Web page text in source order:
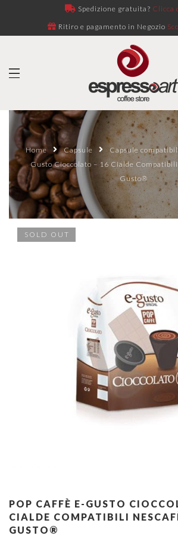
Spedizione gratuita? Clicca
Ritiro e pagamento in Negozio
Home Capsule Capsule
Gusto Cioccolato – 16 Cialde
Gusto®
SOLD OUT
POP CAFFÈ E-GUSTO
CIALDE COMPATIBILI
GUSTO®